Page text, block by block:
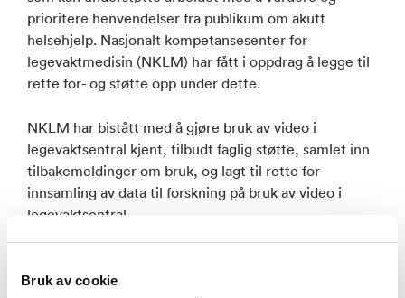
Bruk av cookie
prioritere henvendelser fra publikum om akutt
helsehjelp. Nasjonalt kompetansesenter for
legevaktmedisin (NKLM) har fått i oppdrag å legge til
rette for- og støtte opp under dette.
NKLM har bistått med å gjøre bruk av video i
legevaktsentral kjent, tilbudt faglig støtte, samlet inn
tilbakemeldinger om bruk, og lagt til rette for
innsamling av data til forskning på bruk av video i
legevaktsentral.
konferanser, nettkurs og i beslutningsstøtteverktøy.